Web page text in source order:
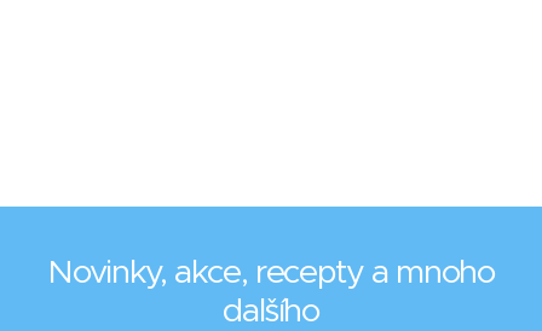
Novinky, akce, recepty a mnoho
dalšího